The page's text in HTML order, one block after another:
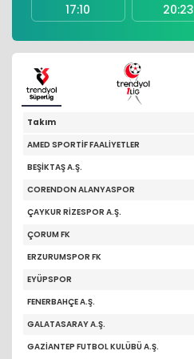
17:10 20:23
Takım
AMED SPORTİF FAALİYETLER
BEŞİKTAŞ A.Ş.
CORENDON ALANYASPOR
ÇAYKUR RİZESPOR A.Ş.
ÇORUM FK
ERZURUMSPOR FK
EYÜPSPOR
FENERBAHÇE A.Ş.
GALATASARAY A.Ş.
GAZİANTEP FUTBOL KULÜBÜ A.Ş.